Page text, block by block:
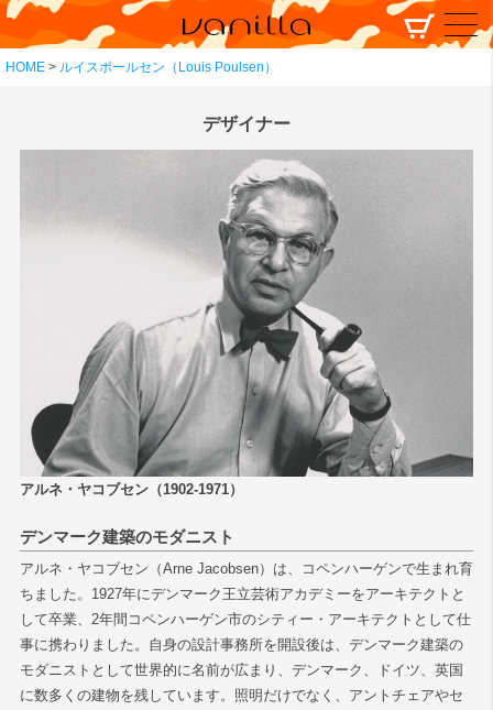
HOME ルイスポールセン（Louis Poulsen）
検索
デザイナー
アルネ・ヤコブセン（1902-1971）
デンマーク建築のモダニスト
アルネ・ヤコブセン（Arne Jacobsen）は、コペンハーゲンで生まれ育
ちました。1927年にデンマーク王立芸術アカデミーをアーキテクトと
して卒業、2年間コペンハーゲン市のシティー・アーキテクトとして仕
事に携わりました。自身の設計事務所を開設後は、デンマーク建築の
モダニストとして世界的に名前が広まり、デンマーク、ドイツ、英国
に数多くの建物を残しています。照明だけでなく、アントチェアやセ